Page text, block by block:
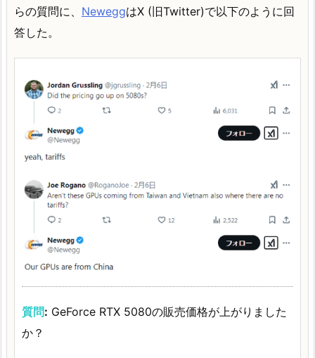
らの質問に、 NeweggはX (旧Twitter)で以下のように回
答した。
質問: GeForce RTX 5080の販売価格が上がりました
か？